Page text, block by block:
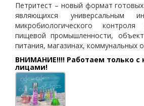
Петритест – новый формат
являющихся универсальным
микробиологического
пищевой промышленности,
питания, магазинах, коммунальных
ВНИМАНИЕ!!!! Работаем только
лицами!